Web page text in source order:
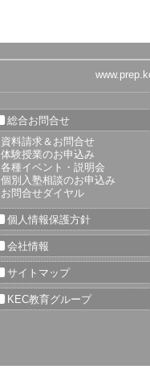
総合お問合せ
資料請求＆お問合せ
体験授業のお申込み
各種イベント・説明会
個別入塾相談のお申込み
お問合せダイヤル
個人情報保護方針
会社情報
サイトマップ
KEC教育グループ